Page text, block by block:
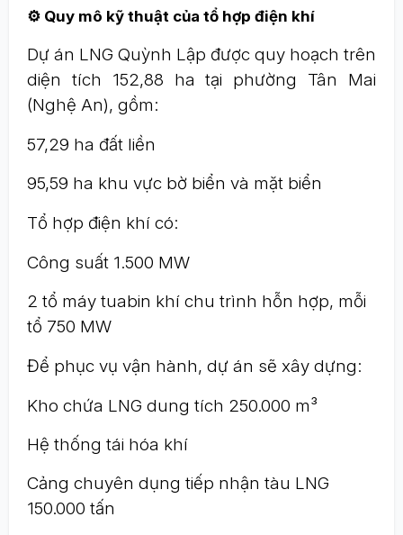
⚙️ Quy mô kỹ thuật của tổ hợp điện khí
Dự án LNG Quỳnh Lập được quy hoạch trên
diện tích 152,88 ha tại phường Tân Mai
(Nghệ An), gồm:
57,29 ha đất liền
95,59 ha khu vực bờ biển và mặt biển
Tổ hợp điện khí có:
Công suất 1.500 MW
2 tổ máy tuabin khí chu trình hỗn hợp, mỗi
tổ 750 MW
Để phục vụ vận hành, dự án sẽ xây dựng:
Kho chứa LNG dung tích 250.000 m³
Hệ thống tái hóa khí
Cảng chuyên dụng tiếp nhận tàu LNG
150.000 tấn